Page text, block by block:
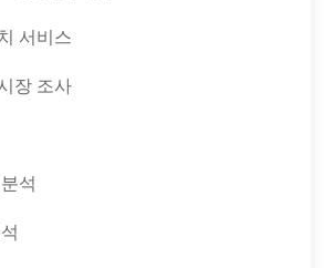
서비스
장 조사
석